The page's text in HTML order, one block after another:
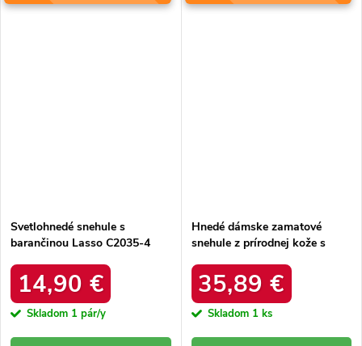
Svetlohnedé snehule s
barančinou Lasso C2035-4
14,90 €
Skladom 1 pár/y
Hnedé dámske zamatové
snehule z prírodnej kože s
produktu W5821 COFFEE
35,89 €
Skladom 1 ks